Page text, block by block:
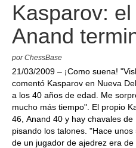
Kasparov:
Anand
por ChessBase
21/03/2009 – ¡Como suena!
comentó Kasparov en Nueva
a los 40 años de edad. Me
mucho más tiempo". El propio
46, Anand 40 y hay chavales
pisando los talones. "Hace
de un jugador de ajedrez era